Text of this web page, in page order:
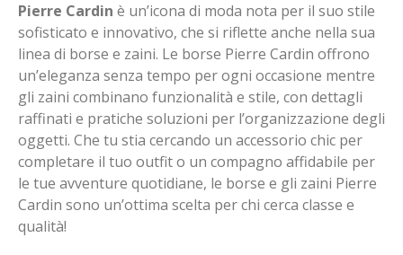
Pierre Cardin è un’icona di moda nota per il suo stile
sofisticato e innovativo, che si riflette anche nella sua
linea di borse e zaini. Le borse Pierre Cardin offrono
un’eleganza senza tempo per ogni occasione mentre
gli zaini combinano funzionalità e stile, con dettagli
raffinati e pratiche soluzioni per l’organizzazione degli
oggetti. Che tu stia cercando un accessorio chic per
completare il tuo outfit o un compagno affidabile per
le tue avventure quotidiane, le borse e gli zaini Pierre
Cardin sono un’ottima scelta per chi cerca classe e
qualità!